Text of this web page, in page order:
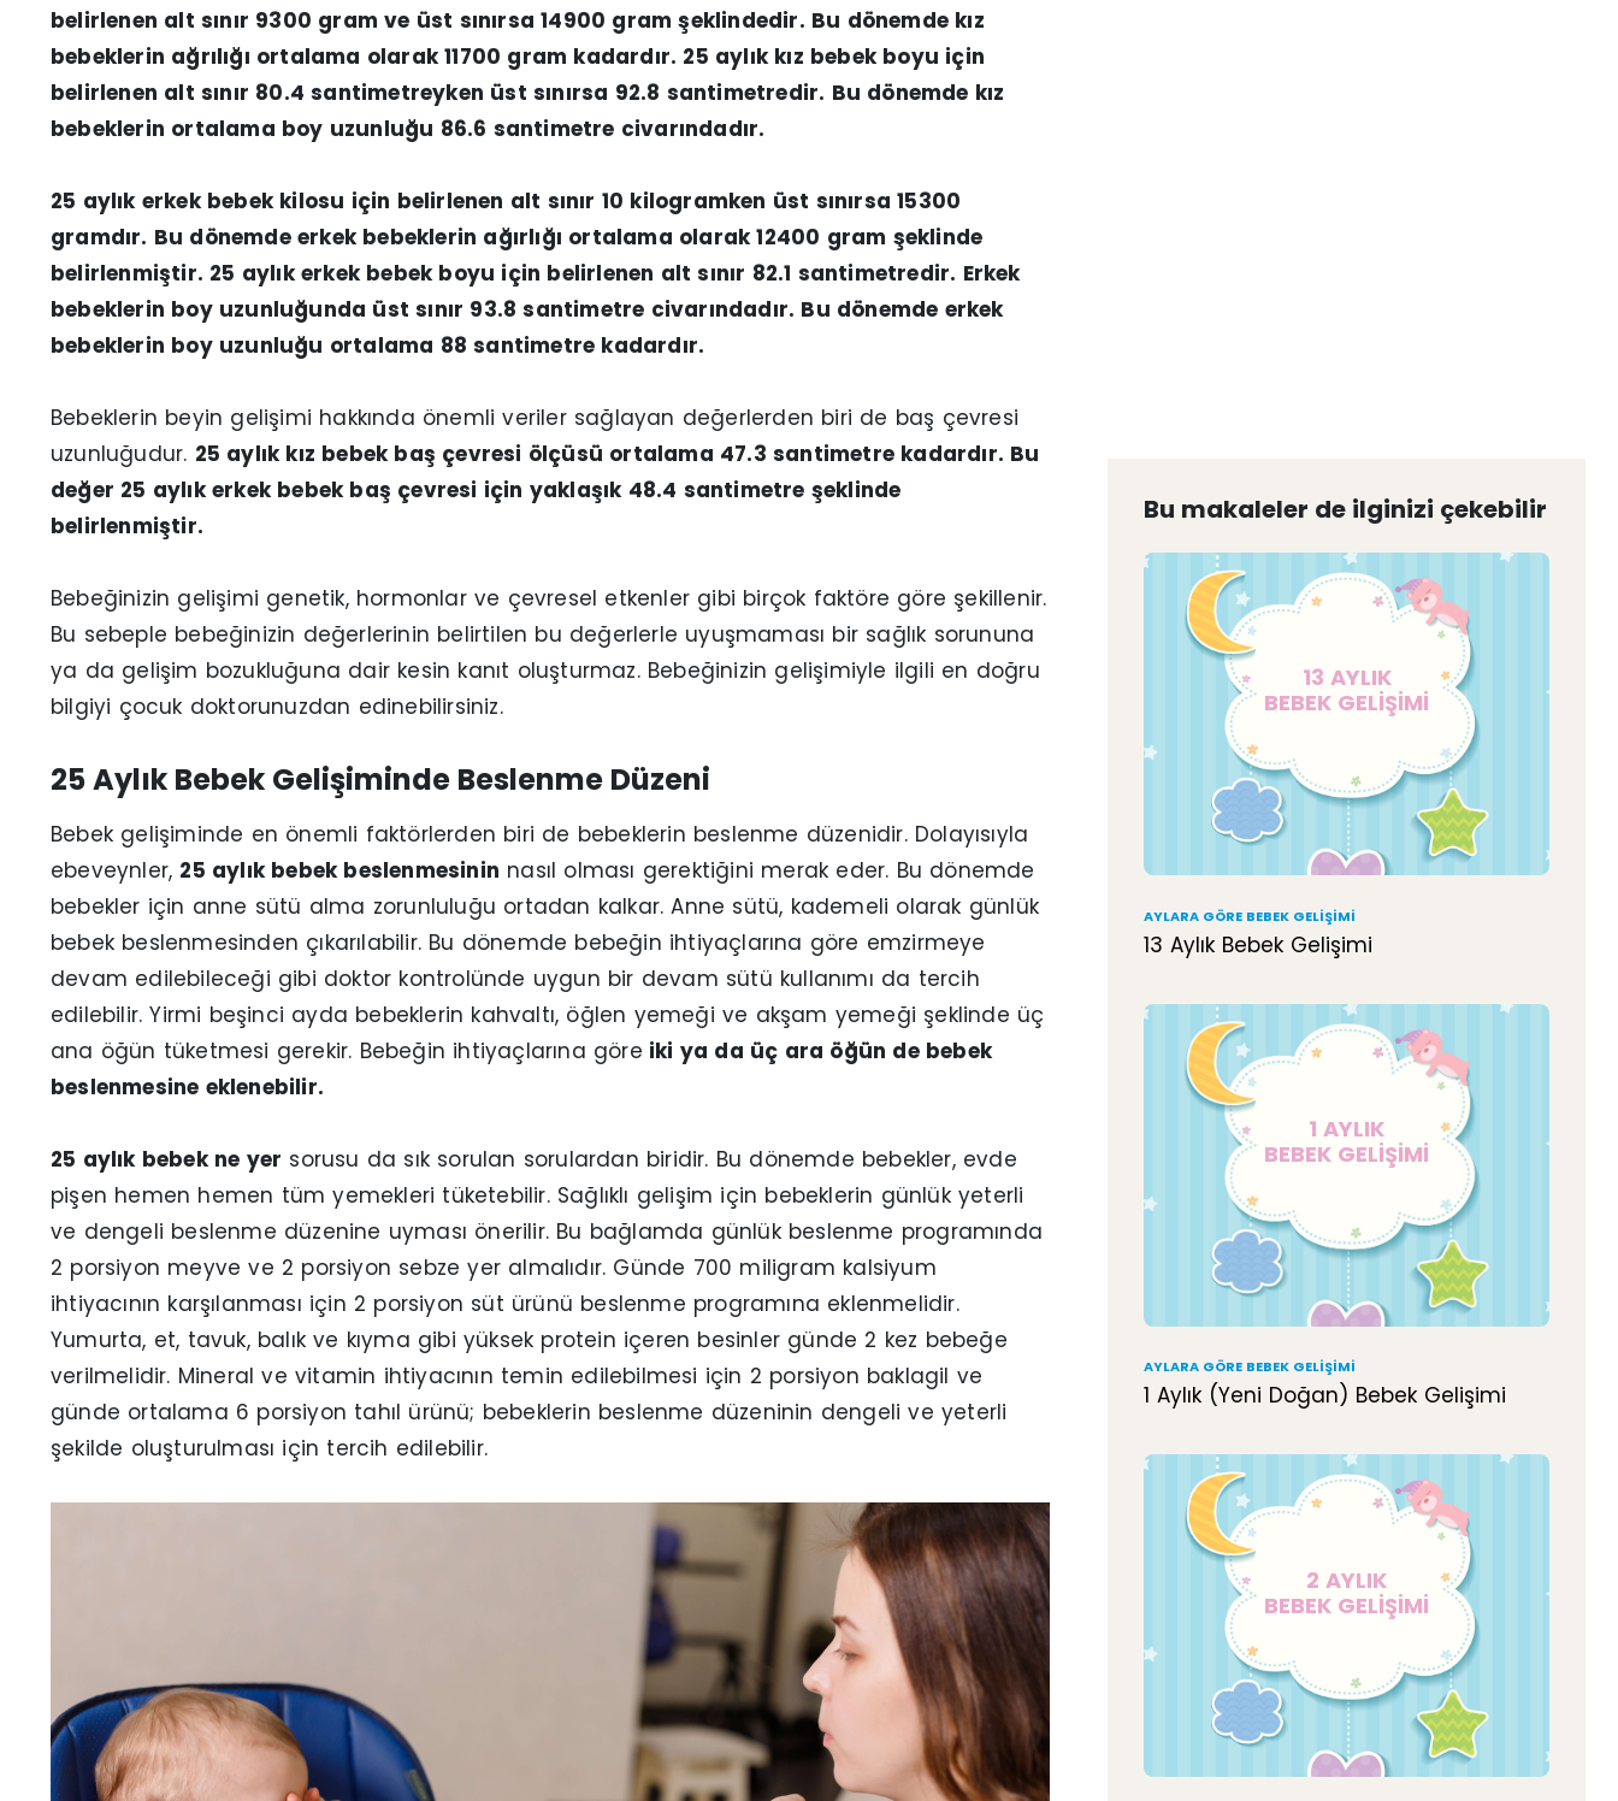
belirlenen alt sınır 9300 gram ve üst sınırsa 14900 gram şeklindedir. Bu dönemde kız
bebeklerin ağrılığı ortalama olarak 11700 gram kadardır. 25 aylık kız bebek boyu için
belirlenen alt sınır 80.4 santimetreyken üst sınırsa 92.8 santimetredir. Bu dönemde kız
bebeklerin ortalama boy uzunluğu 86.6 santimetre civarındadır.
25 aylık erkek bebek kilosu için belirlenen alt sınır 10 kilogramken üst sınırsa 15300
gramdır. Bu dönemde erkek bebeklerin ağırlığı ortalama olarak 12400 gram şeklinde
belirlenmiştir. 25 aylık erkek bebek boyu için belirlenen alt sınır 82.1 santimetredir. Erkek
bebeklerin boy uzunluğunda üst sınır 93.8 santimetre civarındadır. Bu dönemde erkek
bebeklerin boy uzunluğu ortalama 88 santimetre kadardır.
Bebeklerin beyin gelişimi hakkında önemli veriler sağlayan değerlerden biri de baş çevresi
uzunluğudur. 25 aylık kız bebek baş çevresi ölçüsü ortalama 47.3 santimetre kadardır. Bu
değer 25 aylık erkek bebek baş çevresi için yaklaşık 48.4 santimetre şeklinde
belirlenmiştir.
Bebeğinizin gelişimi genetik, hormonlar ve çevresel etkenler gibi birçok faktöre göre şekillenir.
Bu sebeple bebeğinizin değerlerinin belirtilen bu değerlerle uyuşmaması bir sağlık sorununa
ya da gelişim bozukluğuna dair kesin kanıt oluşturmaz. Bebeğinizin gelişimiyle ilgili en doğru
bilgiyi çocuk doktorunuzdan edinebilirsiniz.
25 Aylık Bebek Gelişiminde Beslenme Düzeni
Bebek gelişiminde en önemli faktörlerden biri de bebeklerin beslenme düzenidir. Dolayısıyla
ebeveynler, 25 aylık bebek beslenmesinin nasıl olması gerektiğini merak eder. Bu dönemde
bebekler için anne sütü alma zorunluluğu ortadan kalkar. Anne sütü, kademeli olarak günlük
bebek beslenmesinden çıkarılabilir. Bu dönemde bebeğin ihtiyaçlarına göre emzirmeye
devam edilebileceği gibi doktor kontrolünde uygun bir devam sütü kullanımı da tercih
edilebilir. Yirmi beşinci ayda bebeklerin kahvaltı, öğlen yemeği ve akşam yemeği şeklinde üç
ana öğün tüketmesi gerekir. Bebeğin ihtiyaçlarına göre iki ya da üç ara öğün de bebek
beslenmesine eklenebilir.
25 aylık bebek ne yer sorusu da sık sorulan sorulardan biridir. Bu dönemde bebekler, evde
pişen hemen hemen tüm yemekleri tüketebilir. Sağlıklı gelişim için bebeklerin günlük yeterli
ve dengeli beslenme düzenine uyması önerilir. Bu bağlamda günlük beslenme programında
2 porsiyon meyve ve 2 porsiyon sebze yer almalıdır. Günde 700 miligram kalsiyum
ihtiyacının karşılanması için 2 porsiyon süt ürünü beslenme programına eklenmelidir.
Yumurta, et, tavuk, balık ve kıyma gibi yüksek protein içeren besinler günde 2 kez bebeğe
verilmelidir. Mineral ve vitamin ihtiyacının temin edilebilmesi için 2 porsiyon baklagil ve
günde ortalama 6 porsiyon tahıl ürünü; bebeklerin beslenme düzeninin dengeli ve yeterli
şekilde oluşturulması için tercih edilebilir.
Bu makaleler de ilginizi çekebilir
13 AYLIK
BEBEK GELİŞİMİ
AYLARA GÖRE BEBEK GELIŞIMI
13 Aylık Bebek Gelişimi
1 AYLIK
BEBEK GELİŞİMİ
AYLARA GÖRE BEBEK GELIŞIMI
1 Aylık (Yeni Doğan) Bebek Gelişimi
2 AYLIK
BEBEK GELİŞİMİ